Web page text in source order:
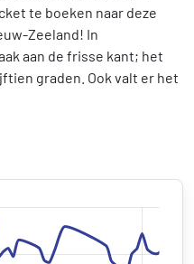
te boeken naar deze
Zeeland! In
aan de frisse kant; het
graden. Ook valt er het